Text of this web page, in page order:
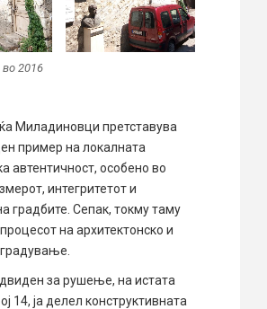
во 2016
Миладиновци претставува
пример на локалната
автентичност, особено во
интегритетот и
градбите. Сепак, токму таму
на архитектонско и
за рушење, на истата
14, ја делел конструктивната